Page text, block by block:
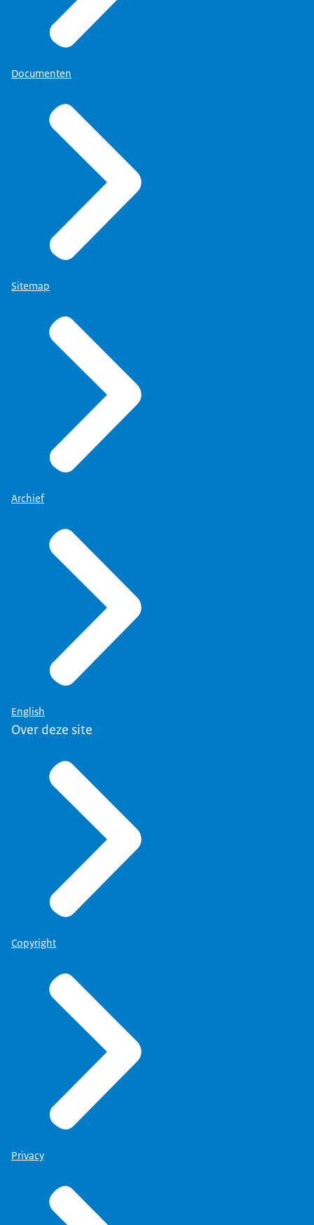
Documenten
Sitemap
Archief
English
Over deze site
Copyright
Privacy